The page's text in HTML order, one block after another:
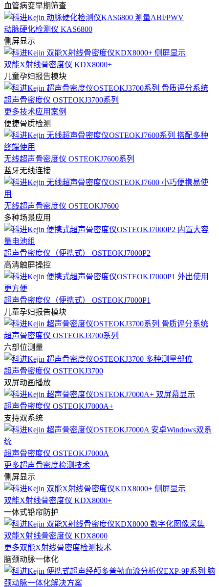
血管病变早期筛查
动脉硬化检测仪 KAS6800
侧屏显示
双能X射线骨密度仪 KDX8000+
儿童孕妇报告模块
超声骨密度仪 OSTEOKJ3700系列
更多技术应用案例
便捷骨质检测
无线超声骨密度仪 OSTEOKJ7600系列
蓝牙无线连接
无线超声骨密度仪 OSTEOKJ7600
多种场景应用
超声骨密度仪（便携式） OSTEOKJ7000P2
高清触屏操控
超声骨密度仪（便携式） OSTEOKJ7000P1
儿童孕妇报告模块
超声骨密度仪 OSTEOKJ3700系列
六部位测量
超声骨密度仪 OSTEOKJ3700
双屏动画播放
超声骨密度仪 OSTEOKJ7000A+
支持双系统
超声骨密度仪 OSTEOKJ7000A
更多超声骨密度检测技术
侧屏显示
双能X射线骨密度仪 KDX8000+
一体式铅帘防护
双能X射线骨密度仪 KDX8000
更多双能X射线骨密度检测技术
脑颈动脉一体化